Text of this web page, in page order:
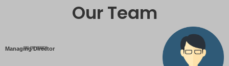
Our Team
Managing Director
एम एम तामाङ